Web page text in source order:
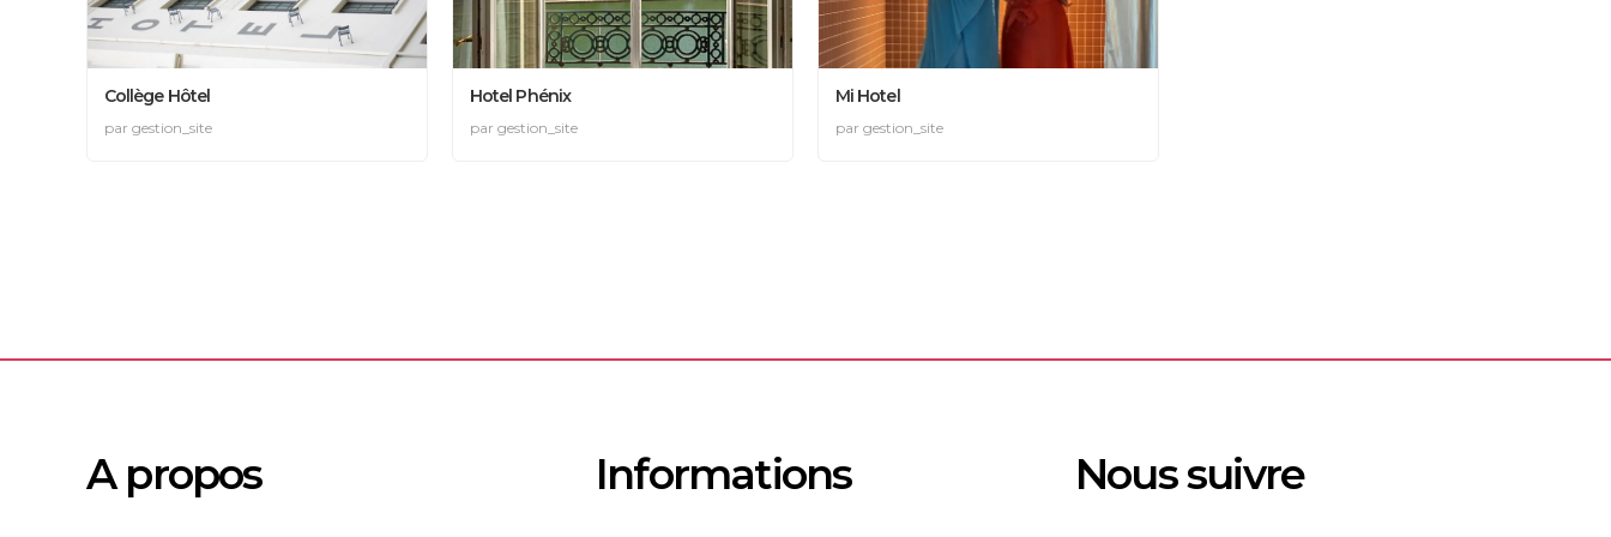
Collège Hôtel
par gestion_site
Hotel Phénix
par gestion_site
Mi Hotel
par gestion_site
A propos Informations Nous suivre